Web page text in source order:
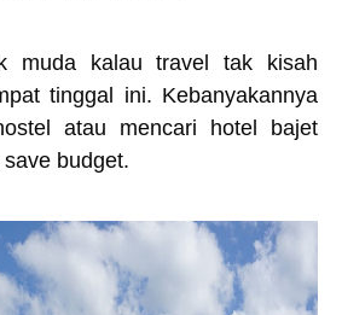
muda kalau travel tak kisah
tinggal ini. Kebanyakannya
atau mencari hotel bajet
budget.